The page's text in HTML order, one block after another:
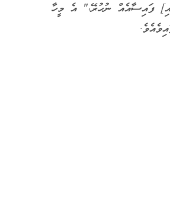
ފައިސާއެއް ނުހުރޭ،" އެ މީހާ